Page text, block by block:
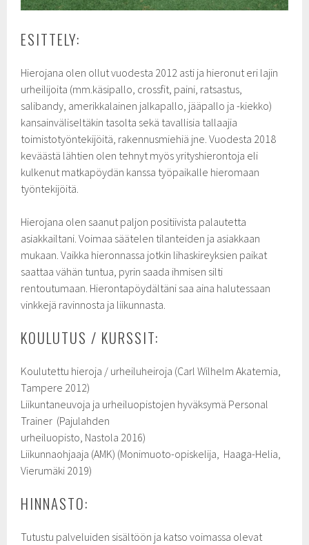
ESITTELY:
Hierojana olen ollut vuodesta 2012 asti ja hieronut eri lajin
urheilijoita (mm.käsipallo, crossfit, paini, ratsastus,
salibandy, amerikkalainen jalkapallo, jääpallo ja -kiekko)
kansainväliseltäkin tasolta sekä tavallisia tallaajia
toimistotyöntekijöitä, rakennusmiehiä jne. Vuodesta 2018
keväästä lähtien olen tehnyt myös yrityshierontoja eli
kulkenut matkapöydän kanssa työpaikalle hieromaan
työntekijöitä.
Hierojana olen saanut paljon positiivista palautetta
asiakkailtani. Voimaa säätelen tilanteiden ja asiakkaan
mukaan. Vaikka hieronnassa jotkin lihaskireyksien paikat
saattaa vähän tuntua, pyrin saada ihmisen silti
rentoutumaan. Hierontapöydältäni saa aina halutessaan
vinkkejä ravinnosta ja liikunnasta.
KOULUTUS / KURSSIT:
Koulutettu hieroja / urheiluheiroja (Carl Wilhelm Akatemia,
Tampere 2012)
Liikuntaneuvoja ja urheiluopistojen hyväksymä Personal
Trainer (Pajulahden
urheiluopisto, Nastola 2016)
Liikunnaohjaaja (AMK) (Monimuoto-opiskelija, Haaga-Helia,
Vierumäki 2019)
HINNASTO:
Tutustu palveluiden sisältöön ja katso voimassa olevat